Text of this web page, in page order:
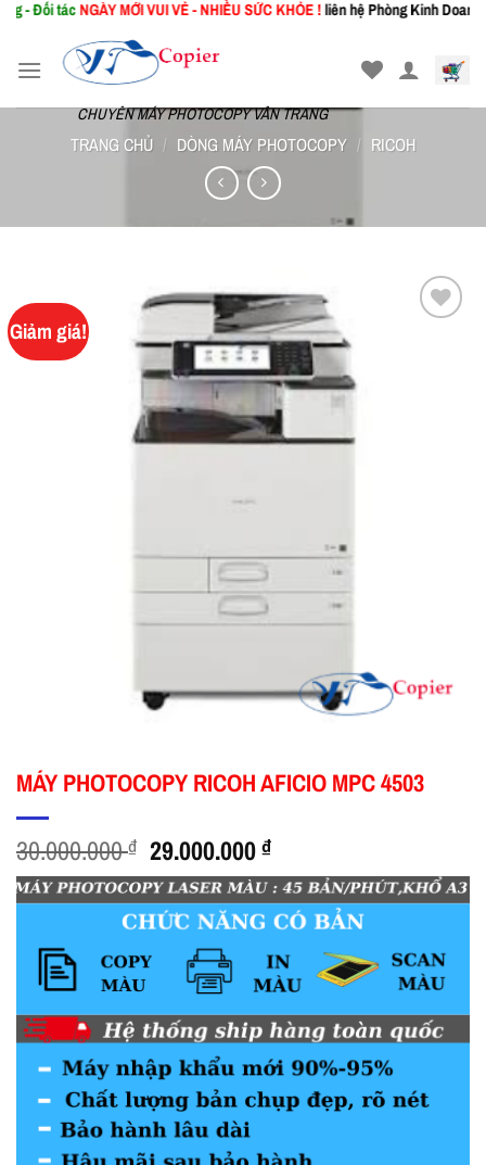
Skip
content
tácNGÀY MỚIVUI VẺ - NHIỀU SỨC KHỎE !liên hệ Phòng Kinh Doanh:
CHUYÊN MÁY PHOTOCOPY VÂN TRANG
TRANG CHỦ / DÒNG MÁY PHOTOCOPY / RICOH
Giảm giá!
MÁY PHOTOCOPY RICOH AFICIO MPC 4503
30.000.000₫ Giá
gốc
là:
30.000.000 ₫.
29.000.000₫Giá
hiện
tại
là:
29.000.000 ₫.